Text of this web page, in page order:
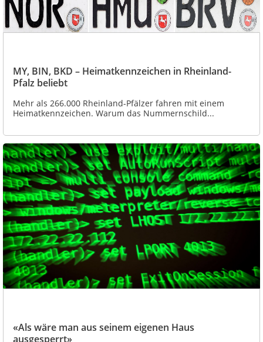
MY, BIN, BKD – Heimatkennzeichen in Rheinland-
Pfalz beliebt
Mehr als 266.000 Rheinland-Pfälzer fahren mit einem
Heimatkennzeichen. Warum das Nummernschild...
«Als wäre man aus seinem eigenen Haus
ausgesperrt»